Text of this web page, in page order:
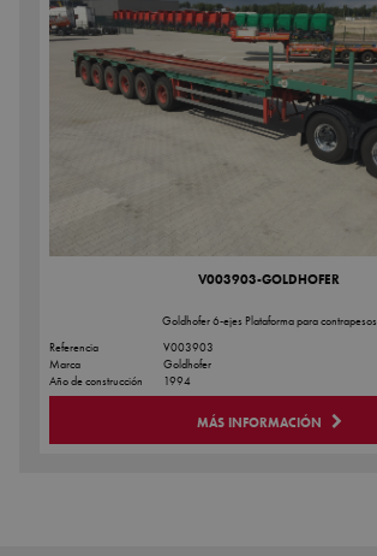
V003903-GOLDHOFER
Goldhofer 6-ejes Plataforma para contrapesos
Referencia
V003903
Marca
Goldhofer
Año de construcción
1994
MÁS INFORMACIÓN